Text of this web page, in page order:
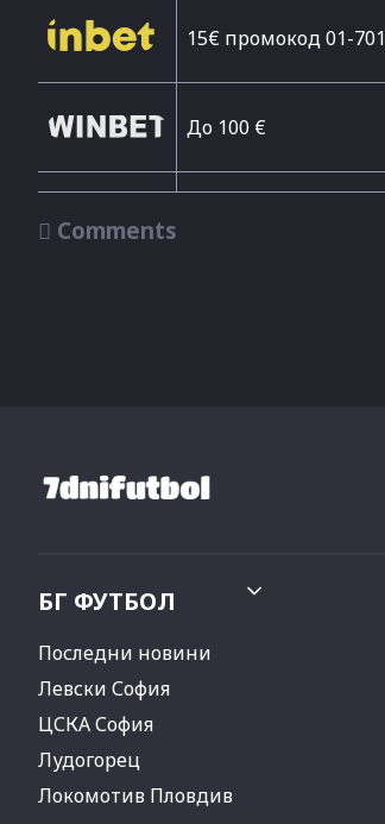
15€ промокод 01-701
До 100 €
 Comments
БГ ФУТБОЛ
Последни новини
Левски София
ЦСКА София
Лудогорец
Локомотив Пловдив